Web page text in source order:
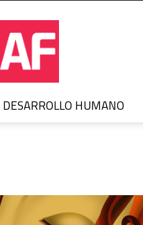
DESARROLLO HUMANO